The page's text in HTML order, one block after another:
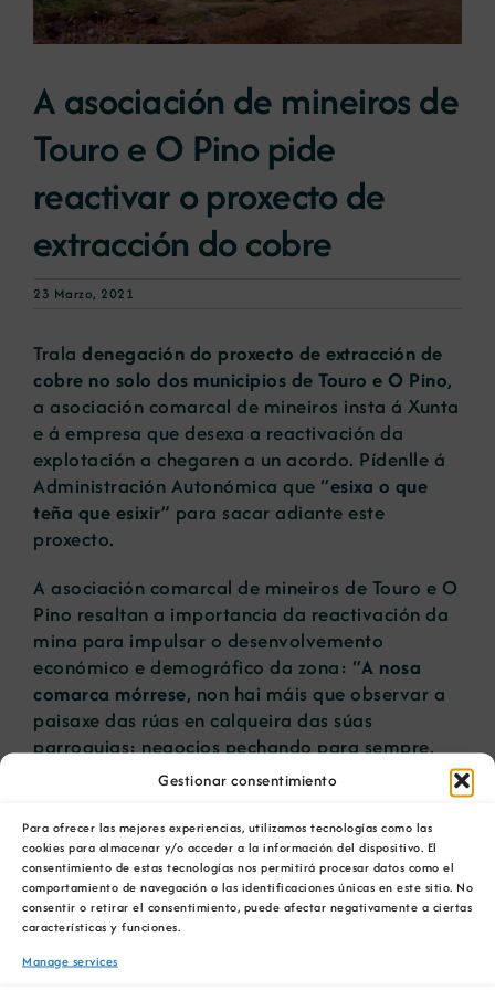
Gestionar consentimiento
Para ofrecer las mejores experiencias, utilizamos tecnologías como las
cookies para almacenar y/o acceder a la información del dispositivo. El
consentimiento de estas tecnologías nos permitirá procesar datos como el
comportamiento de navegación o las identificaciones únicas en este sitio. No
consentir o retirar el consentimiento, puede afectar negativamente a ciertas
características y funciones.
Manage services
Portal de emprego
Contacto
A asociación de mineiros de
Touro e O Pino pide
reactivar o proxecto de
extracción do cobre
23 Marzo, 2021
Trala denegación do proxecto de extracción de
cobre no solo dos municipios de Touro e O Pino,
a asociación comarcal de mineiros insta á Xunta
e á empresa que desexa a reactivación da
explotación a chegaren a un acordo. Pídenlle á
Administración Autonómica que “esixa o que
teña que esixir” para sacar adiante este
proxecto.
A asociación comarcal de mineiros de Touro e O
Pino resaltan a importancia da reactivación da
mina para impulsar o desenvolvemento
económico e demográfico da zona: “A nosa
comarca mórrese, non hai máis que observar a
paisaxe das rúas en calqueira das súas
parroquias: negocios pechando para sempre,
casas abandonadas e silencio. Algún ecoloxista
eles disfruten da natureza, pero o rural e a súa
explotación sostible son sinónimo de coidado e
vida para os que vivimos aquí”.
O proxecto conta
de euros, e xeraría 400 empregos directos e